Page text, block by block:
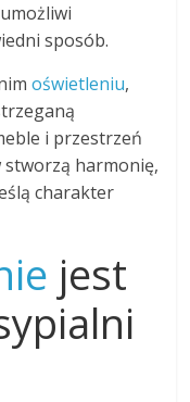
sposób.
oświetleniu,
i przestrzeń
harmonię,
charakter
jest